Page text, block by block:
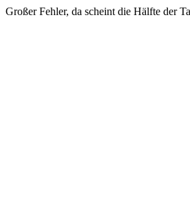
Großer Fehler, da scheint die Hälfte der